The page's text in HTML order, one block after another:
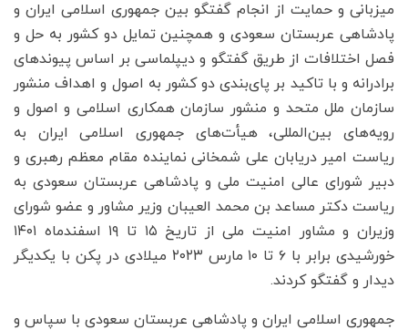
میزبانی و حمایت از انجام گفتگو بین جمهوری اسلامی ایران و
پادشاهی عربستان سعودی و همچنین تمایل دو کشور به حل و
فصل اختلافات از طریق گفتگو و دیپلماسی بر اساس پیوندهای
برادرانه و با تاکید بر پای‌بندی دو کشور به اصول و اهداف منشور
سازمان ملل متحد و منشور سازمان همکاری اسلامی و اصول و
رویه‌های بین‌المللی، هیأت‌های جمهوری اسلامی ایران به
ریاست امیر دریابان علی شمخانی نماینده مقام معظم رهبری و
دبیر شورای عالی امنیت ملی و پادشاهی عربستان سعودی به
ریاست دکتر مساعد بن محمد العیبان وزیر مشاور و عضو شورای
وزیران و مشاور امنیت ملی از تاریخ ۱۵ تا ۱۹ اسفندماه ۱۴۰۱
خورشیدی برابر با ۶ تا ۱۰ مارس ۲۰۲۳ میلادی در پکن با یکدیگر
دیدار و گفتگو کردند.
جمهوری اسلامی ایران و پادشاهی عربستان سعودی با سپاس و